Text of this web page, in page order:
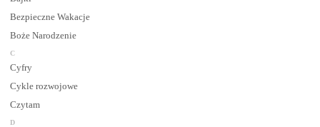
Bezpieczne Wakacje
Boże Narodzenie
C
Cyfry
Cykle rozwojowe
Czytam
D